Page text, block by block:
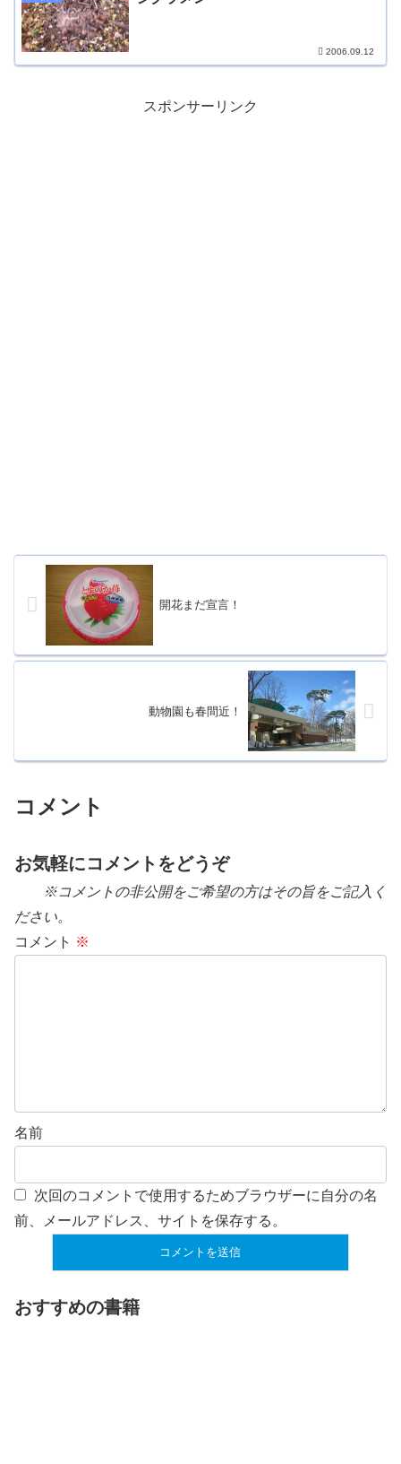
2006.09.12
スポンサーリンク
開花まだ宣言！
動物園も春間近！
コメント
お気軽にコメントをどうぞ
※コメントの非公開をご希望の方はその旨をご記入く
ださい。
コメント ※
名前
次回のコメントで使用するためブラウザーに自分の名
前、メールアドレス、サイトを保存する。
おすすめの書籍